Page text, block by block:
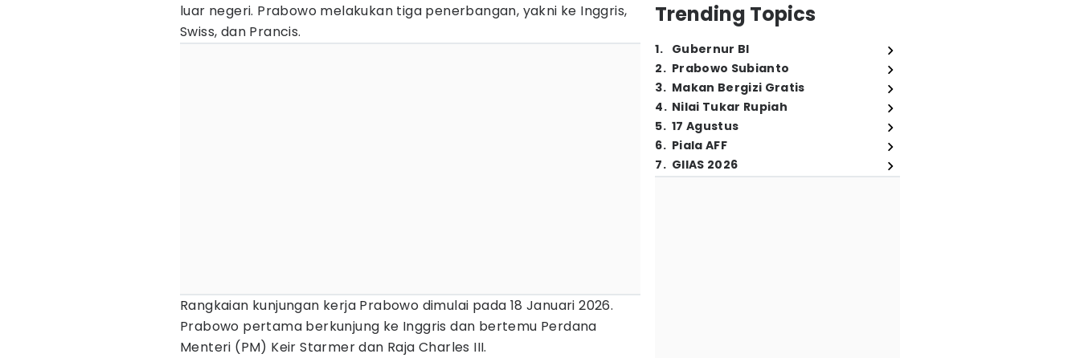
luar negeri. Prabowo melakukan tiga penerbangan, yakni ke Inggris,
Swiss, dan Prancis.
Rangkaian kunjungan kerja Prabowo dimulai pada 18 Januari 2026.
Prabowo pertama berkunjung ke Inggris dan bertemu Perdana
Menteri (PM) Keir Starmer dan Raja Charles III.
Trending Topics
1. Gubernur BI
2. Prabowo Subianto
3. Makan Bergizi Gratis
4. Nilai Tukar Rupiah
5. 17 Agustus
6. Piala AFF
7. GIIAS 2026